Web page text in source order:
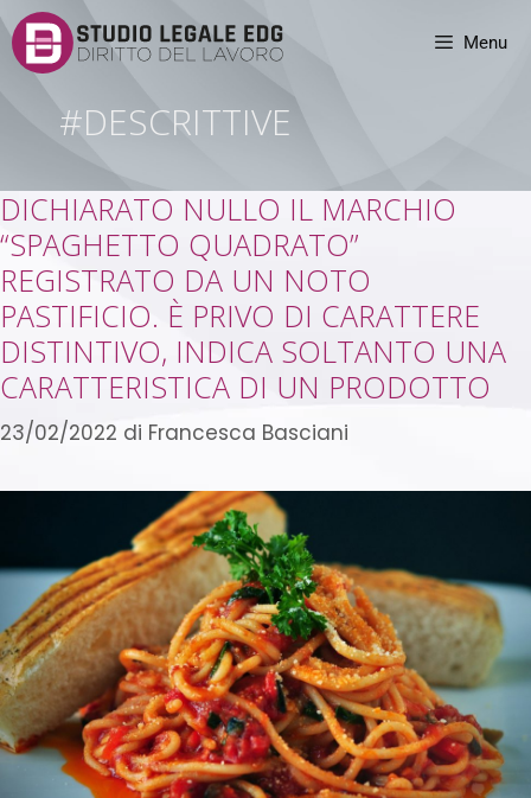
Menu
#DESCRITTIVE
DICHIARATO NULLO IL MARCHIO
“SPAGHETTO QUADRATO”
REGISTRATO DA UN NOTO
PASTIFICIO. È PRIVO DI CARATTERE
DISTINTIVO, INDICA SOLTANTO UNA
CARATTERISTICA DI UN PRODOTTO
23/02/2022 di Francesca Basciani